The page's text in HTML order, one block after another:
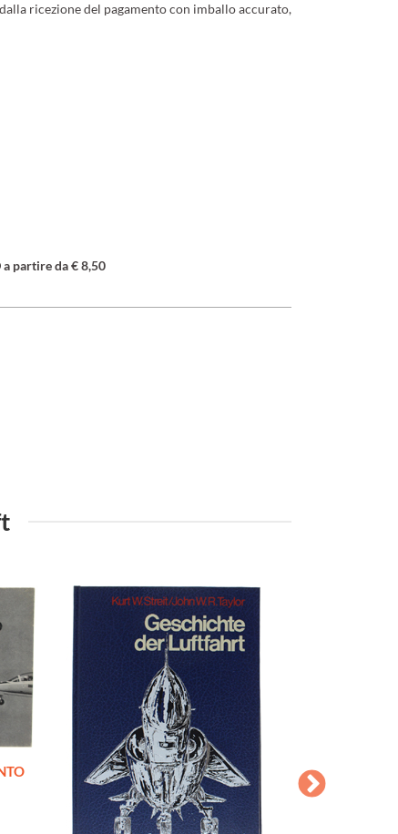
ricezione del pagamento con imballo accurato,
a partire da € 8,50